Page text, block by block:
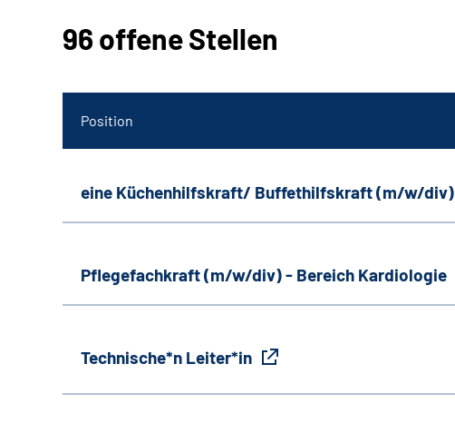
96 offene Stellen
Position
eine Küchenhilfskraft/ Buffethilfskraft (m/w/div)
Pflegefachkraft (m/w/div) - Bereich Kardiologie
Technische*n Leiter*in